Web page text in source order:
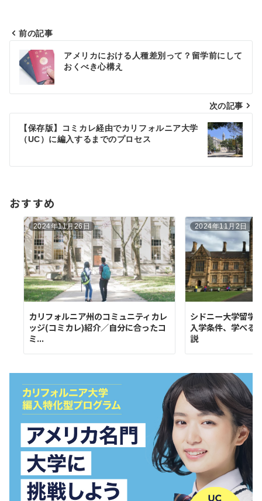
稿
ナ
ビ
シ
ン
前の記事
アメリカにおける人種差別って？留学前にして
おくべき心構え
次の記事
【保存版】コミカレ経由でカリフォルニア大学
（UC）に編入するまでのプロセス
おすすめ
2024年11月26日
カリフォルニア州のコミュニティカレ
ッジ(コミカレ)紹介／自分に合ったコ
ミ...
2024年11月2日
シドニー大学留
入学条件、学べる
説